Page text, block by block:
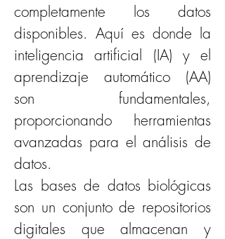
completamente los datos
disponibles. Aquí es donde la
inteligencia artificial (IA) y el
aprendizaje automático (AA)
son fundamentales,
proporcionando herramientas
avanzadas para el análisis de
datos.
Las bases de datos biológicas
son un conjunto de repositorios
digitales que almacenan y